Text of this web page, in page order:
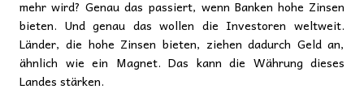
mehr wird? Genau das passiert, wenn Banken hohe Zinsen
bieten. Und genau das wollen die Investoren weltweit.
Länder, die hohe Zinsen bieten, ziehen dadurch Geld an,
ähnlich wie ein Magnet. Das kann die Währung dieses
Landes stärken.